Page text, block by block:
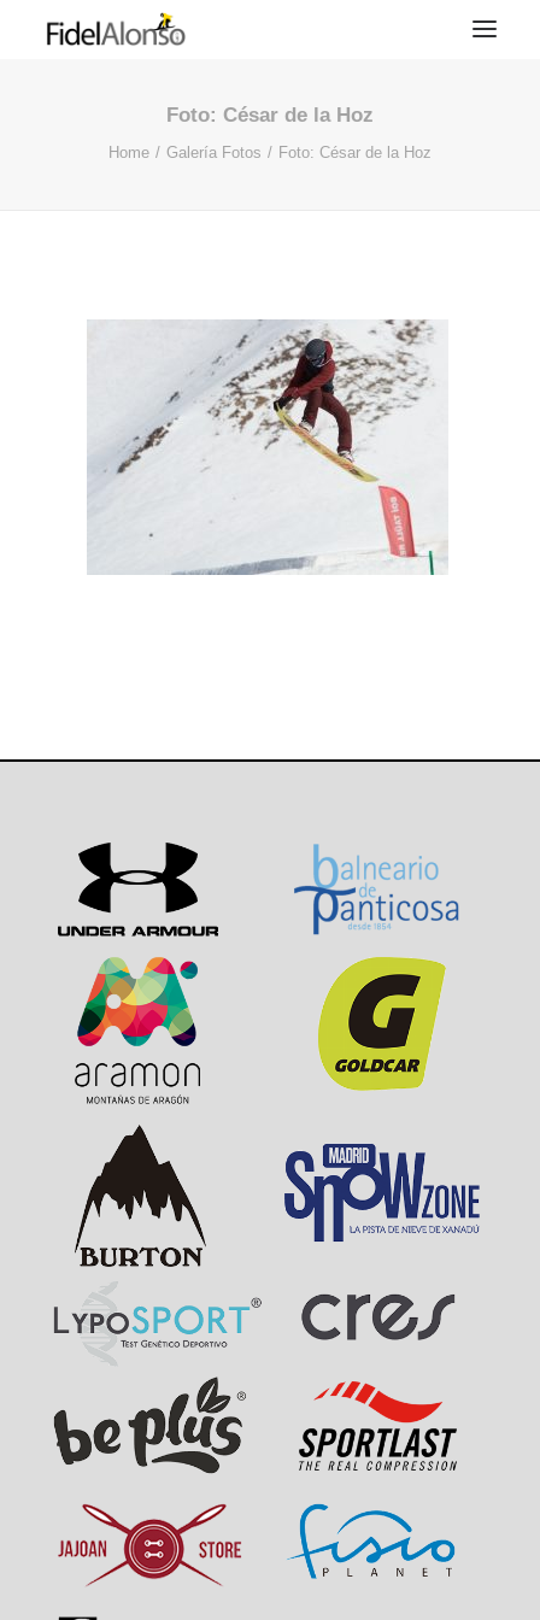
Foto: César de la Hoz
Home Galería Fotos Foto: César de la Hoz